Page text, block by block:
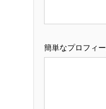
簡単なプロフィ